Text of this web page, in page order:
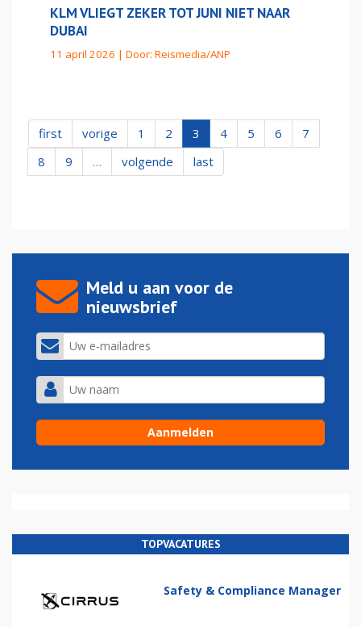
KLM VLIEGT ZEKER TOT JUNI NIET NAAR
DUBAI
11 april 2026 | Door: Reismedia/ANP
first vorige 1 2 3 4 5 6
7
8
9 … volgende last
Meld u aan voor de
nieuwsbrief
TOPVACATURES
Safety & Compliance Manager